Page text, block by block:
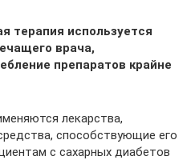
терапия используется
врача,
препаратов крайне
лекарства,
способствующие его
с сахарных диабетов